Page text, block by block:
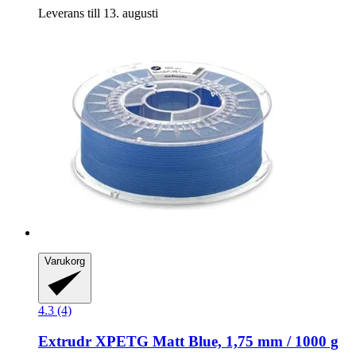
Leverans till 13. augusti
Varukorg
4.3 (4)
Extrudr XPETG Matt Blue, 1,75 mm / 1000 g